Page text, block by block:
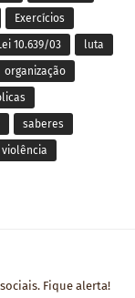
Exercícios
10.639/03 luta
organização
saberes
violência
Fique alerta!